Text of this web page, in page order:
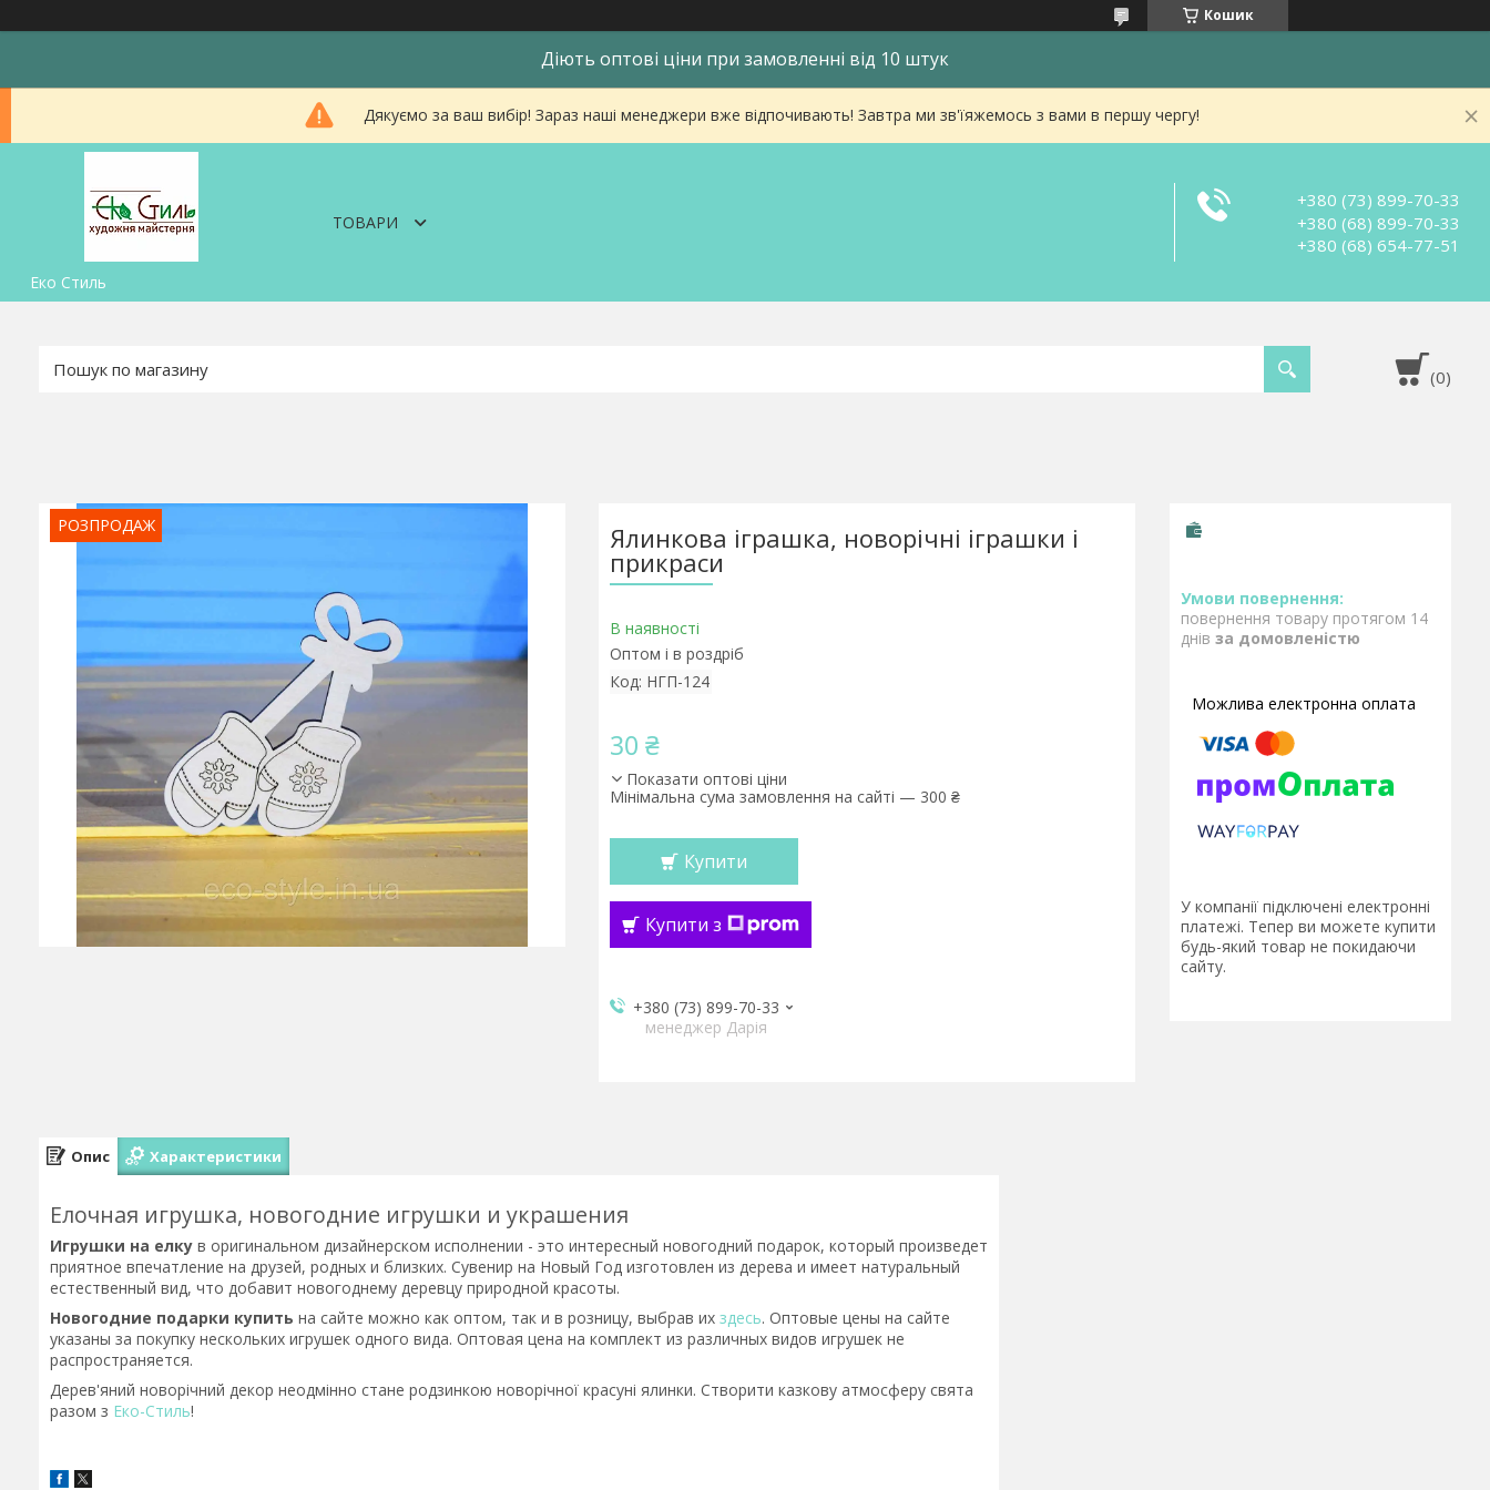
Кошик
Діють оптові ціни при замовленні від 10 штук
Дякуємо за ваш вибір! Зараз наші менеджери вже відпочивають! Завтра ми зв'їяжемось з вами в першу чергу!
Еко Стиль
ТОВАРИ
+380 (73) 899-70-33
+380 (68) 899-70-33
+380 (68) 654-77-51
РОЗПРОДАЖ Ялинкова іграшка, новорічні іграшки і
прикраси
В наявності
Оптом і в роздріб
Код: НГП-124
30 ₴
Показати оптові ціни
Мінімальна сума замовлення на сайті — 300 ₴
Купити
Купити з
+380 (73) 899-70-33
менеджер Дарія
повернення товару протягом 14
днів за домовленістю
У компанії підключені електронні
платежі. Тепер ви можете купити
будь-який товар не покидаючи
сайту.
Опис Характеристики
Елочная игрушка, новогодние игрушки и украшения
Игрушки на елку в оригинальном дизайнерском исполнении - это интересный новогодний подарок, который произведет
приятное впечатление на друзей, родных и близких. Сувенир на Новый Год изготовлен из дерева и имеет натуральный
естественный вид, что добавит новогоднему деревцу природной красоты.
Новогодние подарки купить на сайте можно как оптом, так и в розницу, выбрав их здесь. Оптовые цены на сайте
указаны за покупку нескольких игрушек одного вида. Оптовая цена на комплект из различных видов игрушек не
распространяется.
Дерев'яний новорічний декор неодмінно стане родзинкою новорічної красуні ялинки. Створити казкову атмосферу свята
разом з Еко-Стиль!